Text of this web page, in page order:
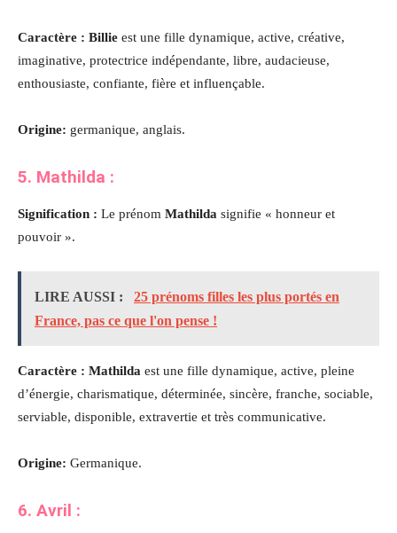
Caractère : Billie est une fille dynamique, active, créative,
imaginative, protectrice indépendante, libre, audacieuse,
enthousiaste, confiante, fière et influençable.
Origine: germanique, anglais.
5. Mathilda :
Signification : Le prénom Mathilda signifie « honneur et
pouvoir ».
LIRE AUSSI :
25 prénoms filles les plus portés en
France, pas ce que l'on pense !
Caractère : Mathilda est une fille dynamique, active, pleine
d’énergie, charismatique, déterminée, sincère, franche, sociable,
serviable, disponible, extravertie et très communicative.
Origine: Germanique.
6. Avril :